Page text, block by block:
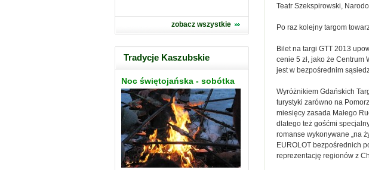
zobacz wszystkie
Tradycje Kaszubskie
Noc świętojańska - sobótka
Teatr Szekspirowski,
Po raz kolejny targom
Bilet na targi GTT 2013
cenie 5 zł, jako że Centrum
jest w bezpośrednim
Wyróżnikiem Gdańskich
turystyki zarówno na
miesięcy zasada Małego
dlatego też gośćmi
romanse wykonywane „na
EUROLOT bezpośrednich
reprezentację regionów z